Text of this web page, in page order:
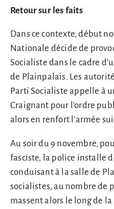
Retour sur les faits
Dans ce contexte, début
Nationale décide de
Socialiste dans le cadre
de Plainpalais. Les
Parti Socialiste appelle à
Craignant pour l’ordre
alors en renfort l’armée
Au soir du 9 novembre,
fasciste, la police installe
conduisant à la salle de
socialistes, au nombre de
massent alors le long de la